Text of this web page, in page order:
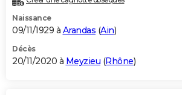
Naissance
09/11/1929 à Arandas (Ain)
Décès
20/11/2020 à Meyzieu (Rhône)